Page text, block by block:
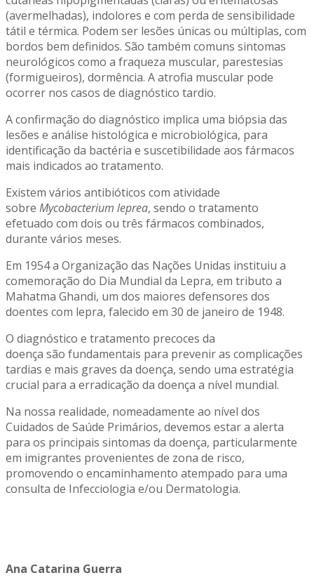
(avermelhadas), indolores e com perda de sensibilidade
tátil e térmica. Podem ser lesões únicas ou múltiplas, com
bordos bem definidos. São também comuns sintomas
neurológicos como a fraqueza muscular, parestesias
(formigueiros), dormência. A atrofia muscular pode
ocorrer nos casos de diagnóstico tardio.
A confirmação do diagnóstico implica uma biópsia das
lesões e análise histológica e microbiológica, para
identificação da bactéria e suscetibilidade aos fármacos
mais indicados ao tratamento.
Existem vários antibióticos com atividade
sobre Mycobacterium leprea, sendo o tratamento
efetuado com dois ou três fármacos combinados,
durante vários meses.
Em 1954 a Organização das Nações Unidas instituiu a
comemoração do Dia Mundial da Lepra, em tributo a
Mahatma Ghandi, um dos maiores defensores dos
doentes com lepra, falecido em 30 de janeiro de 1948.
O diagnóstico e tratamento precoces da
doença são fundamentais para prevenir as complicações
tardias e mais graves da doença, sendo uma estratégia
crucial para a erradicação da doença a nível mundial.
Na nossa realidade, nomeadamente ao nível dos
Cuidados de Saúde Primários, devemos estar a alerta
para os principais sintomas da doença, particularmente
em imigrantes provenientes de zona de risco,
promovendo o encaminhamento atempado para uma
consulta de Infecciologia e/ou Dermatologia.
Ana Catarina Guerra